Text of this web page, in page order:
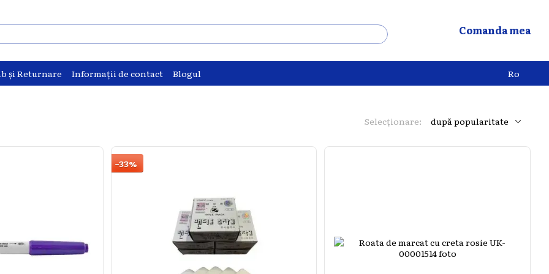
Comanda mea
și Returnare Informații de contact Blogul Ro
Selecționare: după popularitate
−33%